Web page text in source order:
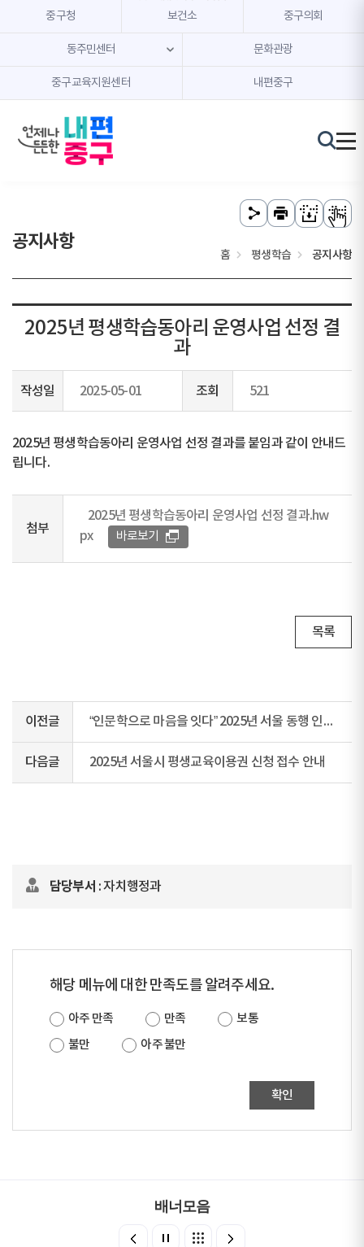
본문 내용 바로가기
주메뉴 바로가기
중구청 보건소 중구의회
동주민센터 문화관광
중구교육지원센터 내편중구
공지사항
홈 평생학습 공지사항
2025년 평생학습동아리 운영사업 선정 결
과
작성일 2025-05-01 조회 521
2025년 평생학습동아리 운영사업 선정 결과를 붙임과 같이 안내드
립니다.
첨부
2025년 평생학습동아리 운영사업 선정 결과.hw
px
바로보기
목록
이전글 “인문학으로 마음을 잇다” 2025년 서울 동행 인문학 프로그램 수강생 모집
다음글 2025년 서울시 평생교육이용권 신청 접수 안내
담당부서 : 자치행정과
해당 메뉴에 대한 만족도를 알려주세요.
아주 만족 만족
보통
불만
아주 불만
확인
배너모음